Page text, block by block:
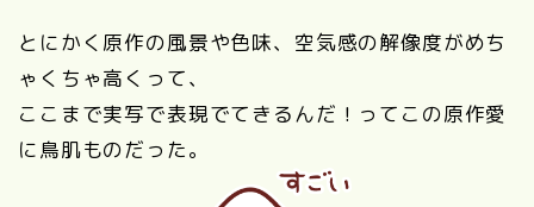
とにかく原作の風景や色味、空気感の解像度がめち
ゃくちゃ高くって、
ここまで実写で表現でてきるんだ！ってこの原作愛
に鳥肌ものだった。